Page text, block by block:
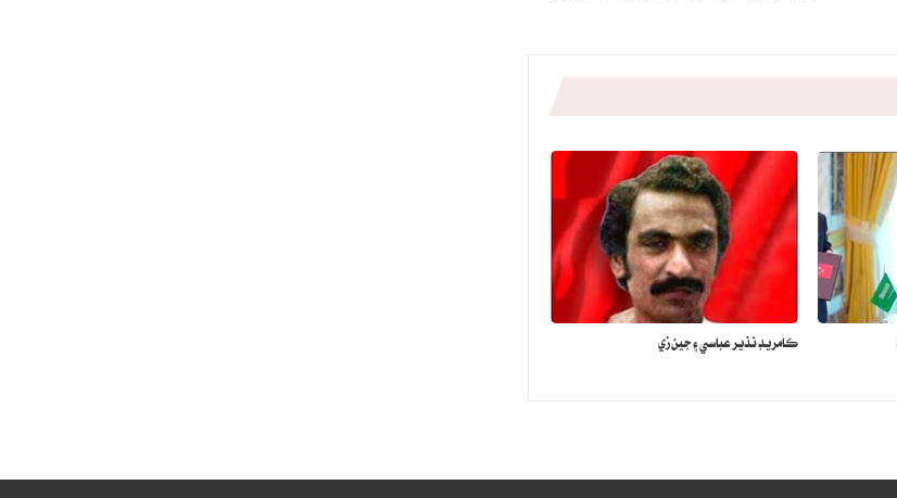
ڪامريڊ نذير عباسي ۽ جين زي